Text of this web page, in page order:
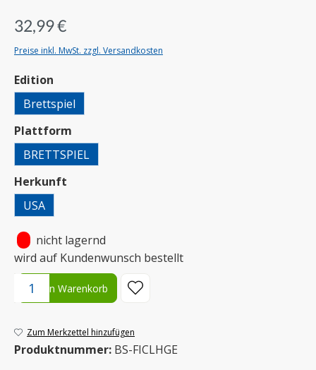
32,99 €
Preise inkl. MwSt. zzgl. Versandkosten
Edition
Brettspiel
Plattform
BRETTSPIEL
Herkunft
USA
nicht lagernd
wird auf Kundenwunsch bestellt
Produkt Anzahl: Gib den gewünschten Wert ein oder benutze
In den Warenkorb
Zum Merkzettel hinzufügen
Produktnummer: BS-FICLHGE